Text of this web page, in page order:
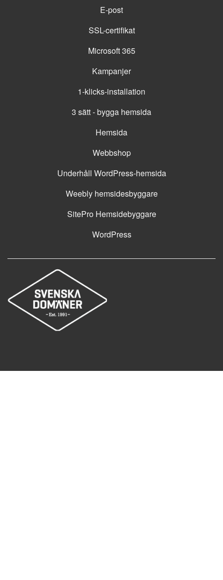
E-post
SSL-certifikat
Microsoft 365
Kampanjer
1-klicks-installation
3 sätt - bygga hemsida
Hemsida
Webbshop
Underhåll WordPress-hemsida
Weebly hemsidesbyggare
SitePro Hemsidebyggare
WordPress